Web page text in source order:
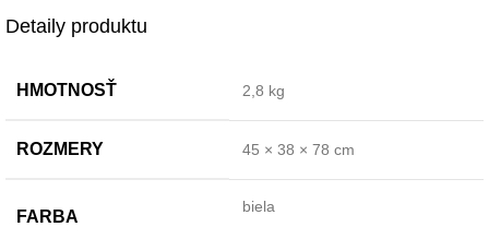
Detaily produktu
HMOTNOSŤ 2,8 kg
ROZMERY 45 × 38 × 78 cm
FARBA
biela